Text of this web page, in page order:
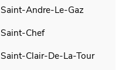
Saint-Andre-Le-Gaz
Saint-Chef
Saint-Clair-De-La-Tour